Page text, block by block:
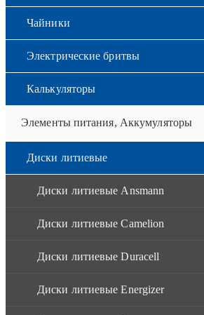
Чайники
Электрические бритвы
Калькуляторы
Элементы питания, Аккумуляторы
Диски литиевые
Диски литиевые Ansmann
Диски литиевые Camelion
Диски литиевые Duracell
Диски литиевые Energizer